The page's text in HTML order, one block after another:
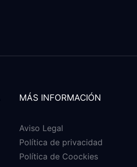
MÁS INFORMACIÓN
Aviso Legal
Política de privacidad
Política de Coockies